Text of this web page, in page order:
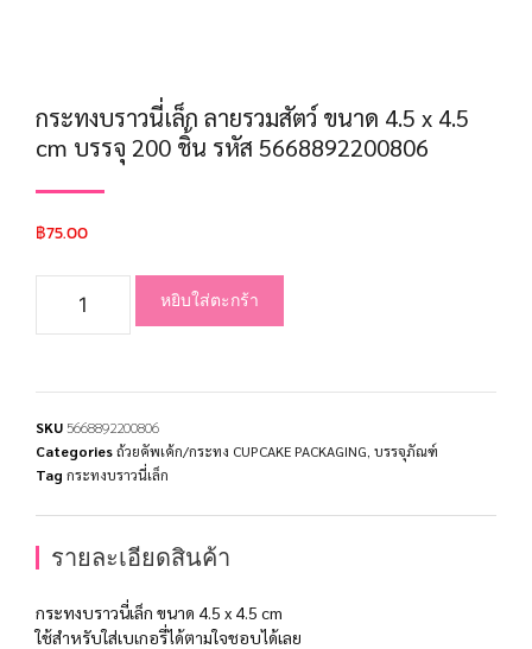
กระทงบราวนี่เล็ก ลายรวมสัตว์ ขนาด 4.5 x 4.5
cm บรรจุ 200 ชิ้น รหัส 5668892200806
฿75.00
หยิบใส่ตะกร้า
SKU5668892200806
Categoriesถ้วยคัพเค้ก/กระทง CUPCAKE PACKAGING บรรจุภัณฑ์
Tag กระทงบราวนี่เล็ก
รายละเอียดสินค้า
กระทงบราวนี่เล็ก ขนาด 4.5 x 4.5 cm
ใช้สำหรับใส่เบเกอรี่ได้ตามใจชอบได้เลย